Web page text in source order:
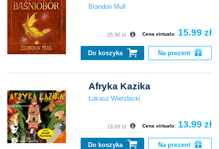
Brandon Mull
Cena virtualo: 15.99 zł
25.90 zł
Do koszyka Na prezent
Afryka Kazika
Łukasz Wierzbicki
Cena virtualo: 13.99 zł
18.69 zł
Do koszyka Na prezent